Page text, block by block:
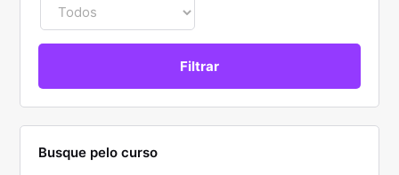
Busque pelo curso